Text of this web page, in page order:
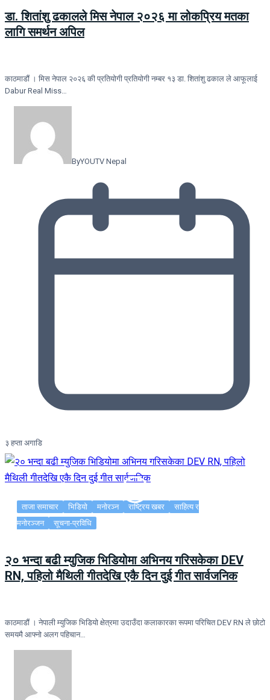
डा. शितांशु ढकालले मिस नेपाल २०२६ मा लोकप्रिय मतका
लागि समर्थन अपिल
काठमाडौं । मिस नेपाल २०२६ की प्रतियोगी प्रतियोगी नम्बर १३ डा. शितांशु ढकाल ले आफूलाई
Dabur Real Miss…
ByYOUTV Nepal
३ हप्ता अगाडि
ताजा समाचार भिडियो मनोरञ्न राष्ट्रिय खबर
साहित्य र
मनोरञ्जन
सूचना-प्रविधि
२० भन्दा बढी म्युजिक भिडियोमा अभिनय गरिसकेका DEV
RN, पहिलो मैथिली गीतदेखि एकै दिन दुई गीत सार्वजनिक
काठमाडौं । नेपाली म्युजिक भिडियो क्षेत्रमा उदाउँदा कलाकारका रूपमा परिचित DEV RN ले छोटो
समयमै आफ्नो अलग पहिचान…